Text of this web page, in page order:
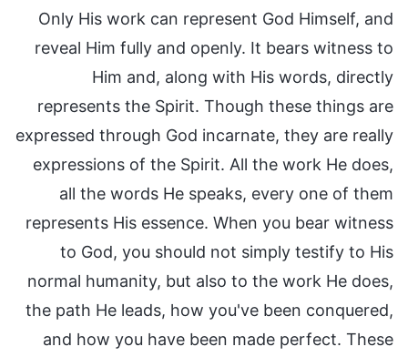
Only His work can represent God Himself, and
reveal Him fully and openly. It bears witness to
Him and, along with His words, directly
represents the Spirit. Though these things are
expressed through God incarnate, they are really
expressions of the Spirit. All the work He does,
all the words He speaks, every one of them
represents His essence. When you bear witness
to God, you should not simply testify to His
normal humanity, but also to the work He does,
the path He leads, how you've been conquered,
and how you have been made perfect. These